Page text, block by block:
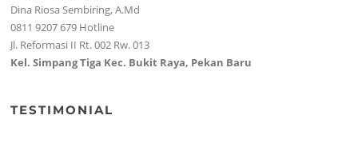
Dina Riosa Sembiring, A.Md
0811 9207 679 Hotline
Jl. Reformasi II Rt. 002 Rw. 013
Kel. Simpang Tiga Kec. Bukit Raya, Pekan Baru
TESTIMONIAL